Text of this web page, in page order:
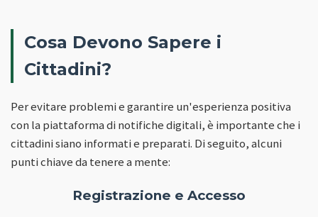
Cosa Devono Sapere i
Cittadini?
Per evitare problemi e garantire un'esperienza positiva
con la piattaforma di notifiche digitali, è importante che i
cittadini siano informati e preparati. Di seguito, alcuni
punti chiave da tenere a mente:
Registrazione e Accesso